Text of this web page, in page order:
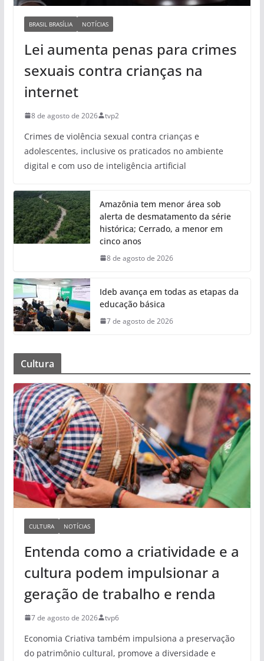
BRASIL BRASÍLIA NOTÍCIAS
Lei aumenta penas para crimes
sexuais contra crianças na
internet
8 de agosto de 2026 tvp2
Crimes de violência sexual contra crianças e
adolescentes, inclusive os praticados no ambiente
digital e com uso de inteligência artificial
Amazônia tem menor área sob
alerta de desmatamento da série
histórica; Cerrado, a menor em
cinco anos
8 de agosto de 2026
Ideb avança em todas as etapas da
educação básica
7 de agosto de 2026
Cultura
CULTURA NOTÍCIAS
Entenda como a criatividade e a
cultura podem impulsionar a
geração de trabalho e renda
7 de agosto de 2026 tvp6
Economia Criativa também impulsiona a preservação
do patrimônio cultural, promove a diversidade e